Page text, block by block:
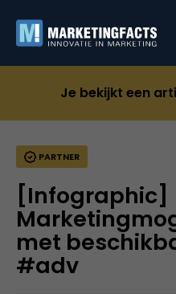
Je bekijkt een
PARTNER
[Infographic]
met
#adv